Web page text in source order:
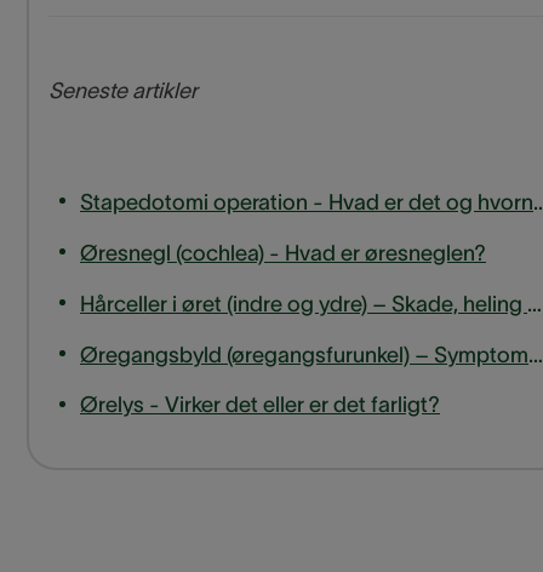
Seneste artikler
Stapedotomi operation
Øresnegl (cochlea) - Hvad er øresneglen?
Hårceller i øret (indre og ydre) – Skade, heling og hørelse
Øregangsbyld (øregangsfurunkel) – Symptomer, årsager og behandling
Ørelys - Virker det eller er det farligt?